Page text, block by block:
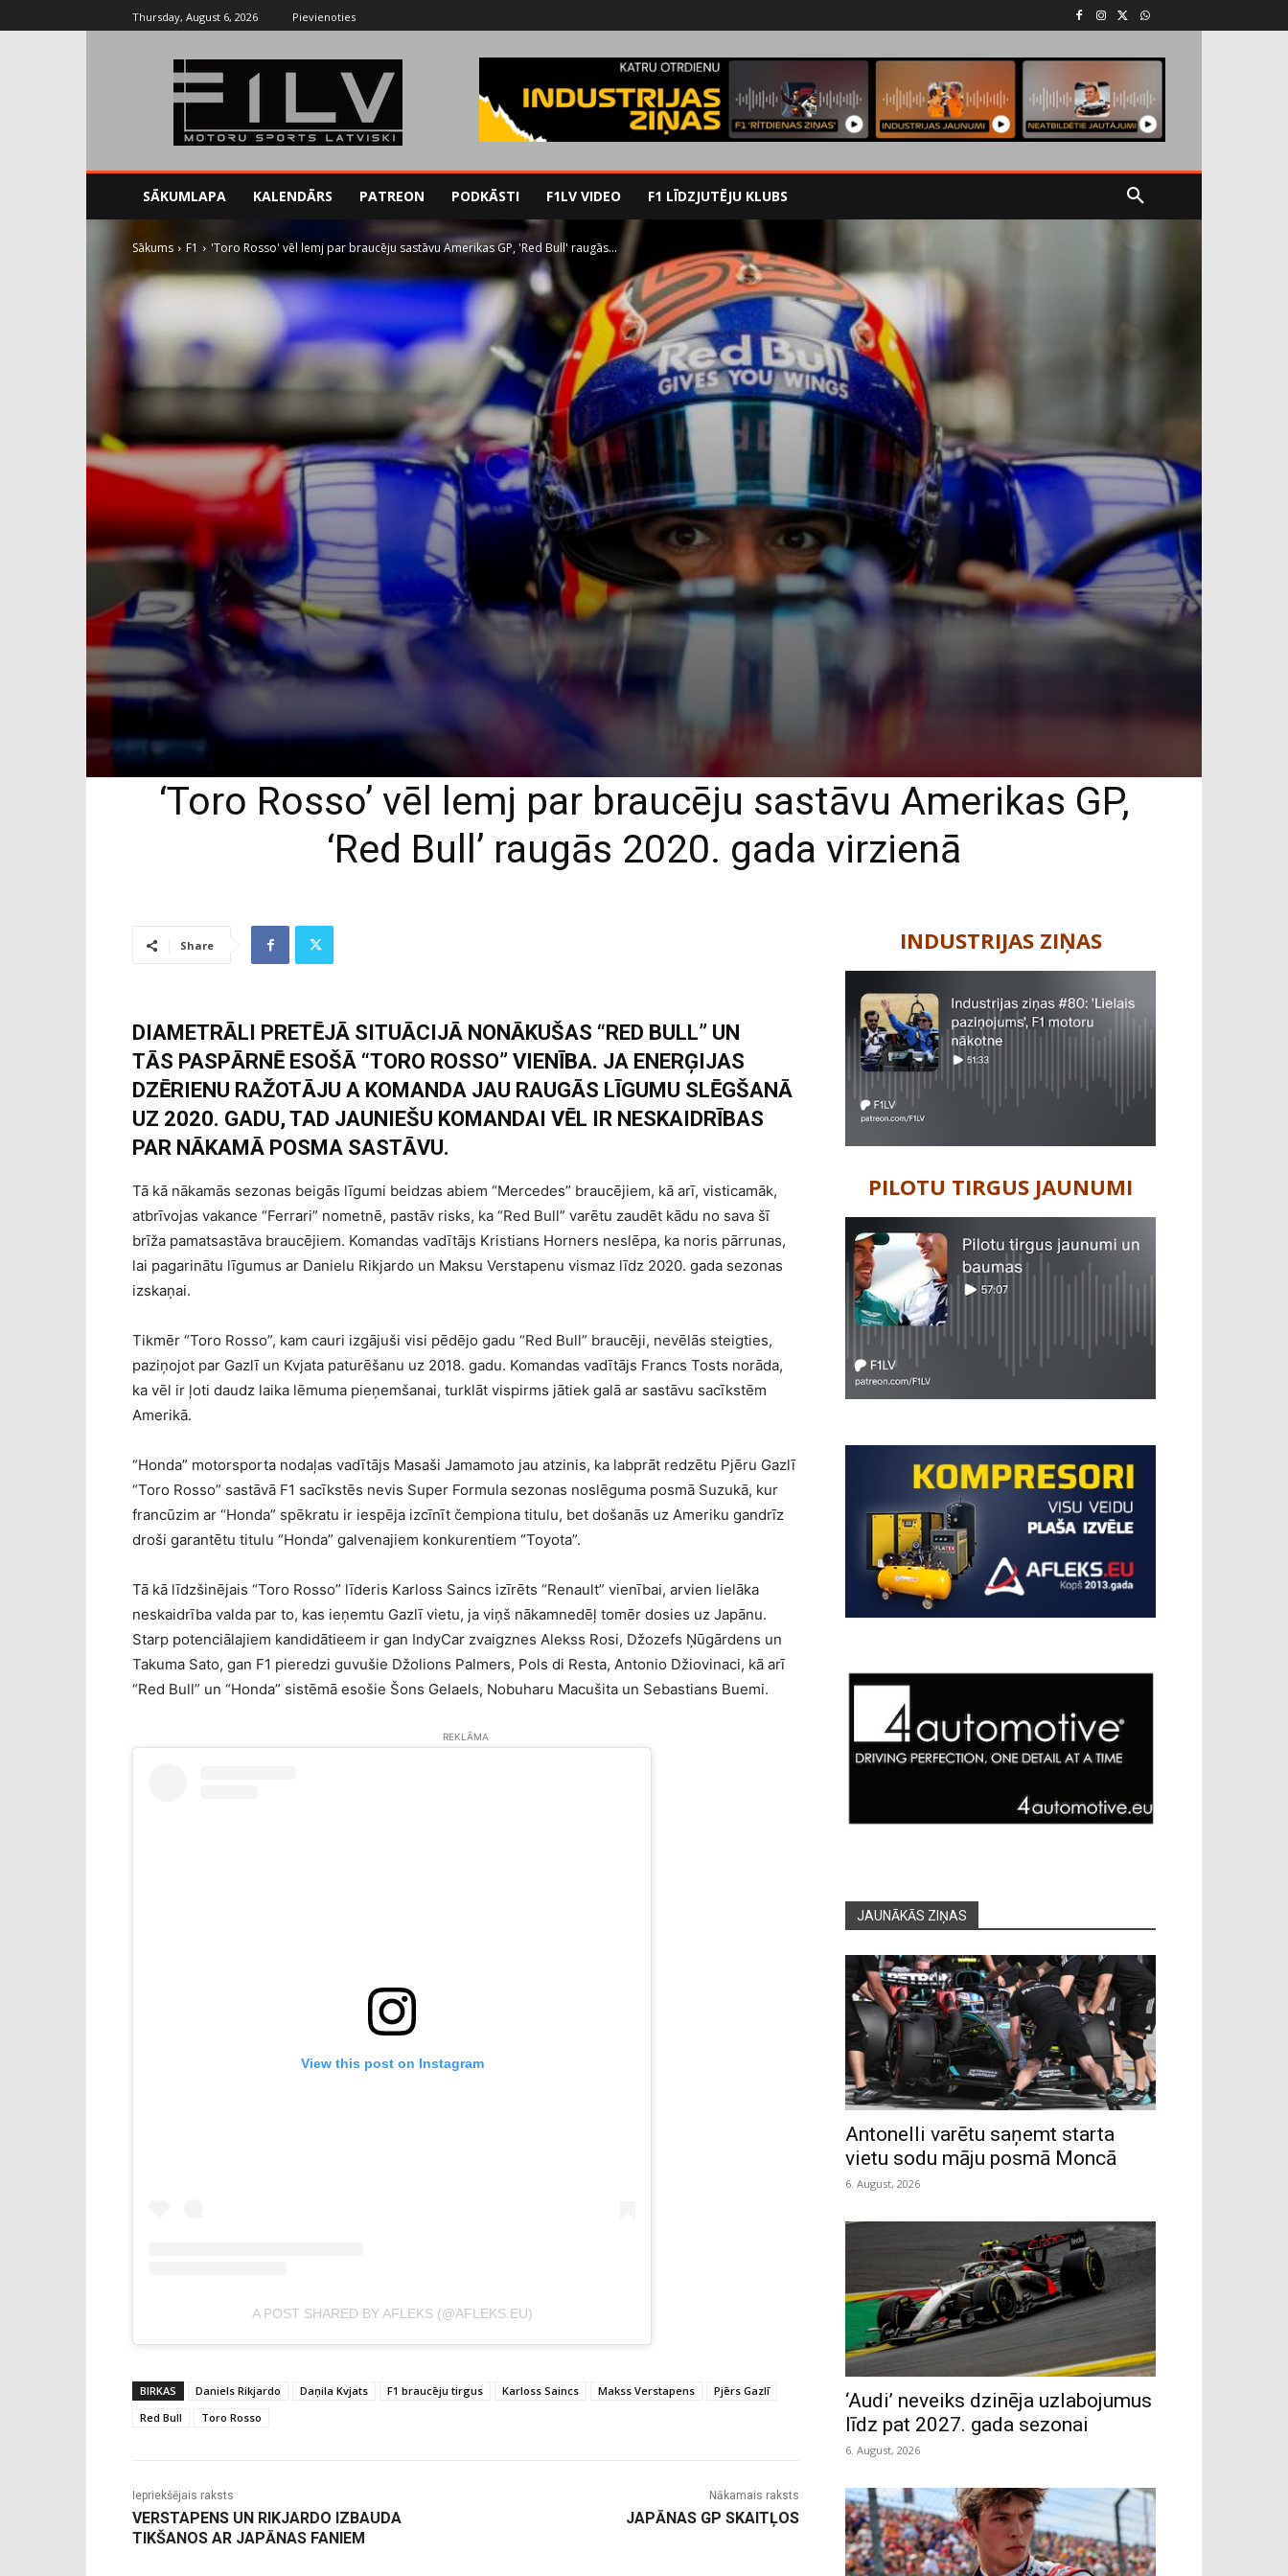
Thursday, August 6, 2026 Pievienoties
SĀKUMLAPA KALENDĀRS PATREON PODKĀSTI F1LV VIDEO F1 LĪDZJUTĒJU KLUBS
Sākums F1 'Toro Rosso' vēl lemj par braucēju sastāvu Amerikas GP, 'Red Bull' raugās...
‘Toro Rosso’ vēl lemj par braucēju sastāvu Amerikas GP,
‘Red Bull’ raugās 2020. gada virzienā
Share
DIAMETRĀLI PRETĒJĀ SITUĀCIJĀ NONĀKUŠAS “RED BULL” UN
TĀS PASPĀRNĒ ESOŠĀ “TORO ROSSO” VIENĪBA. JA ENERĢIJAS
DZĒRIENU RAŽOTĀJU A KOMANDA JAU RAUGĀS LĪGUMU SLĒGŠANĀ
UZ 2020. GADU, TAD JAUNIEŠU KOMANDAI VĒL IR NESKAIDRĪBAS
PAR NĀKAMĀ POSMA SASTĀVU.
Tā kā nākamās sezonas beigās līgumi beidzas abiem “Mercedes” braucējiem, kā arī, visticamāk,
atbrīvojas vakance “Ferrari” nometnē, pastāv risks, ka “Red Bull” varētu zaudēt kādu no sava šī
brīža pamatsastāva braucējiem. Komandas vadītājs Kristians Horners neslēpa, ka noris pārrunas,
lai pagarinātu līgumus ar Danielu Rikjardo un Maksu Verstapenu vismaz līdz 2020. gada sezonas
izskaņai.
Tikmēr “Toro Rosso”, kam cauri izgājuši visi pēdējo gadu “Red Bull” braucēji, nevēlās steigties,
paziņojot par Gazlī un Kvjata paturēšanu uz 2018. gadu. Komandas vadītājs Francs Tosts norāda,
ka vēl ir ļoti daudz laika lēmuma pieņemšanai, turklāt vispirms jātiek galā ar sastāvu sacīkstēm
Amerikā.
“Honda” motorsporta nodaļas vadītājs Masaši Jamamoto jau atzinis, ka labprāt redzētu Pjēru Gazlī
“Toro Rosso” sastāvā F1 sacīkstēs nevis Super Formula sezonas noslēguma posmā Suzukā, kur
francūzim ar “Honda” spēkratu ir iespēja izcīnīt čempiona titulu, bet došanās uz Ameriku gandrīz
droši garantētu titulu “Honda” galvenajiem konkurentiem “Toyota”.
Tā kā līdzšinējais “Toro Rosso” līderis Karloss Saincs izīrēts “Renault” vienībai, arvien lielāka
neskaidrība valda par to, kas ieņemtu Gazlī vietu, ja viņš nākamnedēļ tomēr dosies uz Japānu.
Starp potenciālajiem kandidātieem ir gan IndyCar zvaigznes Alekss Rosi, Džozefs Ņūgārdens un
Takuma Sato, gan F1 pieredzi guvušie Džolions Palmers, Pols di Resta, Antonio Džiovinaci, kā arī
“Red Bull” un “Honda” sistēmā esošie Šons Gelaels, Nobuharu Macušita un Sebastians Buemi.
REKLĀMA
View this post on Instagram
A POST SHARED BY AFLEKS (@AFLEKS.EU)
BIRKAS Daniels Rikjardo Daņila Kvjats F1 braucēju tirgus Karloss Saincs Makss Verstapens
Pjērs Gazlī
Red Bull
Toro Rosso
Iepriekšējais raksts
VERSTAPENS UN RIKJARDO IZBAUDA
TIKŠANOS AR JAPĀNAS FANIEM
Nākamais raksts
JAPĀNAS GP SKAITĻOS
INDUSTRIJAS ZIŅAS
PILOTU TIRGUS JAUNUMI
JAUNĀKĀS ZIŅAS
Antonelli varētu saņemt starta
vietu sodu māju posmā Moncā
6. August, 2026
‘Audi’ neveiks dzinēja uzlabojumus
līdz pat 2027. gada sezonai
6. August, 2026